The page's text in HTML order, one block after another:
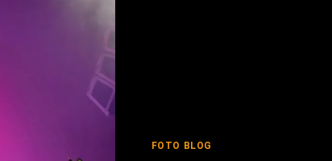
FOTO BLOG